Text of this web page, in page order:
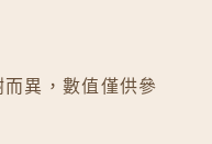
異，數值僅供參